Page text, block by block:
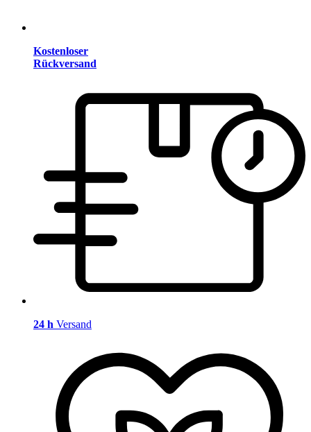
Kostenloser
Rückversand
24 h Versand